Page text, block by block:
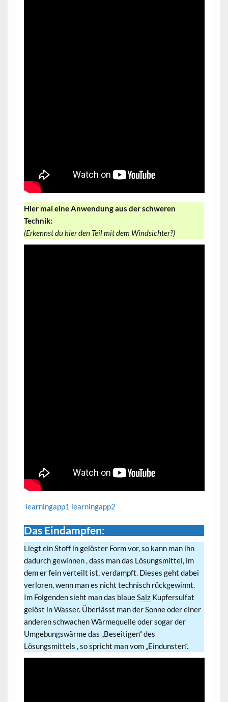
Hier mal eine Anwendung aus der schweren
Technik:
(Erkennst du hier den Teil mit dem Windsichter?)
learningapp1 learningapp2
Das Eindampfen:
Liegt ein Stoffin gelöster Form vor, so kann man ihn
dadurch gewinnen , dass man das Lösungsmittel, im
dem er fein verteilt ist, verdampft. Dieses geht dabei
verloren, wenn man es nicht technisch rückgewinnt.
Im Folgenden sieht man das blaue SalzKupfersulfat
gelöst in Wasser. Überlässt man der Sonne oder einer
anderen schwachen Wärmequelle oder sogar der
Umgebungswärme das „Beseitigen“ des
Lösungsmittels , so spricht man vom „Eindunsten“.